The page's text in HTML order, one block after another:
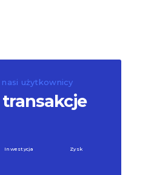
użytkownicy
Inwestycja Zysk